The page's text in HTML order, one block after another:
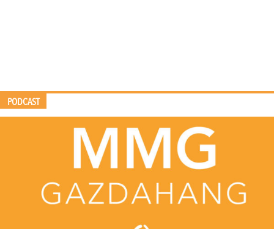
PODCAST